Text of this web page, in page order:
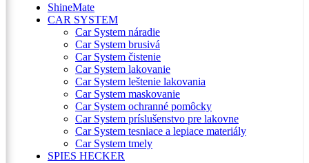
ShineMate
CAR SYSTEM
Car System náradie
Car System brusivá
Car System čistenie
Car System lakovanie
Car System leštenie lakovania
Car System maskovanie
Car System ochranné pomôcky
Car System príslušenstvo pre lakovne
Car System tesniace a lepiace materiály
Car System tmely
SPIES HECKER